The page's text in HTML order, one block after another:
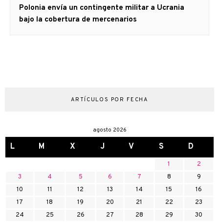
Artículo
siguiente:
Polonia envía un contingente militar a Ucrania
bajo la cobertura de mercenarios
ARTÍCULOS POR FECHA
agosto 2026
L M X J V S D
1
2
3
4 5 6 7 8
9
10
11 12 13 14 15
16
17
18 19 20 21 22
23
24
25 26 27 28 29
30